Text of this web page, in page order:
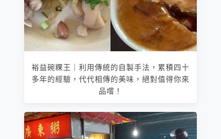
裕益碗粿王｜利用傳統的自製手法，累積四十
多年的經驗，代代相傳的美味，絕對值得你來
品嚐！